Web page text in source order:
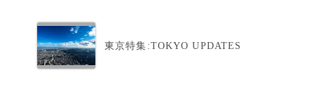
東京特集:TOKYO UPDATES